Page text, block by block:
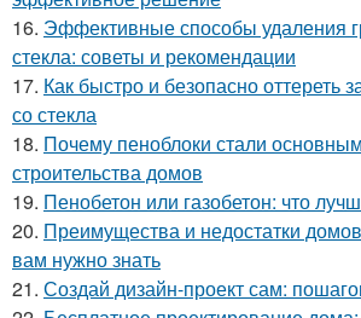
16. Эффективные способы удаления
стекла: советы и рекомендации
17. Как быстро и безопасно оттереть
со стекла
18. Почему пеноблоки стали
строительства домов
19. Пенобетон или газобетон: что
20. Преимущества и недостатки
вам нужно знать
21. Создай дизайн-проект сам: